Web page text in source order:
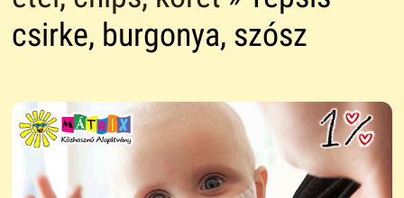
csirke, burgonya, szósz